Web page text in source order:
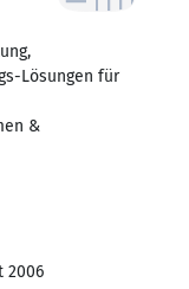
Lösungen für
&
2006